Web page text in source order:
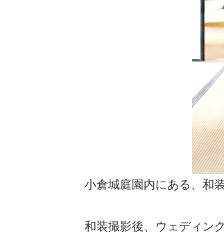
小倉城庭園内にある、和
和装撮影後、ウェディン